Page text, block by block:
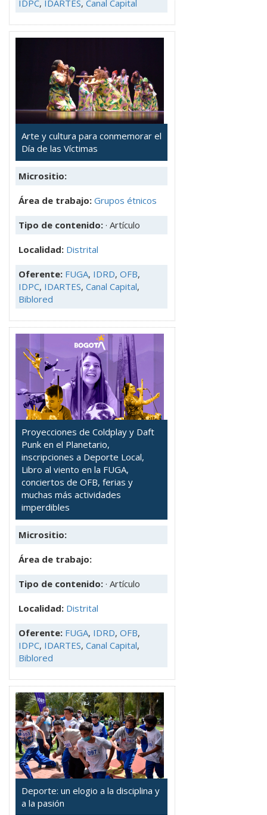
IDPC, IDARTES, Canal Capital
Arte y cultura para conmemorar el
Día de las Víctimas
Micrositio:
Área de trabajo: Grupos étnicos
Tipo de contenido: · Artículo
Localidad: Distrital
Oferente: FUGA, IDRD, OFB,
IDPC, IDARTES, Canal Capital,
Biblored
Proyecciones de Coldplay y Daft
Punk en el Planetario,
inscripciones a Deporte Local,
Libro al viento en la FUGA,
conciertos de OFB, ferias y
muchas más actividades
imperdibles
Micrositio:
Área de trabajo:
Tipo de contenido: · Artículo
Localidad: Distrital
Oferente: FUGA, IDRD, OFB,
IDPC, IDARTES, Canal Capital,
Biblored
Deporte: un elogio a la disciplina y
a la pasión